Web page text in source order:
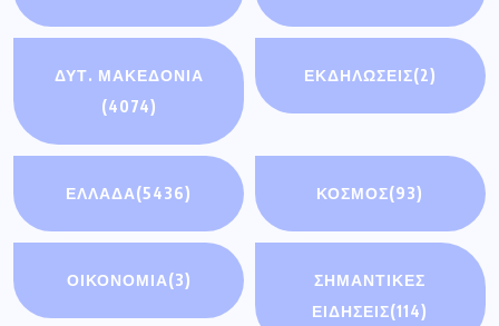
ΔΥΤ. ΜΑΚΕΔΟΝΙΑ
(4074)
ΕΚΔΗΛΩΣΕΙΣ(2)
ΕΛΛΑΔΑ(5436) ΚΟΣΜΟΣ(93)
ΟΙΚΟΝΟΜΊΑ(3)
ΣΗΜΑΝΤΙΚΈΣ
ΕΙΔΉΣΕΙΣ(114)